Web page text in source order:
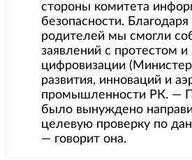
стороны комитета
безопасности.
родителей мы смогли
заявлений с протестом
цифровизации
развития, инноваций и
промышленности РК. —
было вынуждено
целевую проверку по
— говорит она.